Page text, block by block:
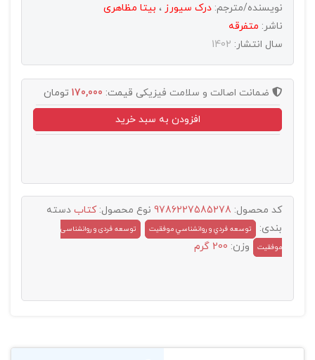
نویسنده/مترجم: درک سیورز ، بیتا مظاهری
ناشر: متفرقه
سال انتشار: 1402
ضمانت اصالت و سلامت فیزیکی قیمت: 170,000 تومان
افزودن به سبد خرید
کد محصول: 9786227585278 نوع محصول:کتاب دسته
بندی:
توسعه فردي و روانشناسي موفقيت
توسعه فردی و روانشناسی
موفقیت
وزن: 200 گرم